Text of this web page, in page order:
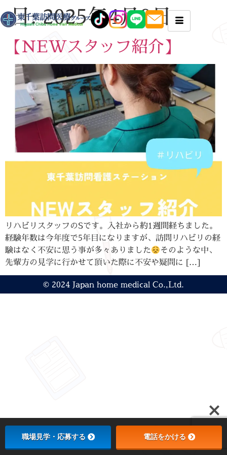
日:2025年4月8日
【NEWスタッフ紹介】
リハビリスタッフのSです。入社から約1週間経ちました。
経験年数は今年度で5年目になりますが、訪問リハビリの経
験はなく不安に思う事が多々ありました
そのような中、
先輩方の見学に行かせて頂いた際に不安や疑問に […]
© 2024 Japan home medical Co.,Ltd.
職場見学・応募する 電話をかける